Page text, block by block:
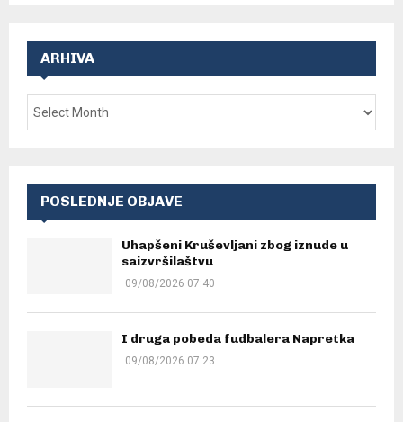
ARHIVA
POSLEDNJE OBJAVE
Uhapšeni Kruševljani zbog iznude u
saizvršilaštvu
09/08/2026 07:40
I druga pobeda fudbalera Napretka
09/08/2026 07:23